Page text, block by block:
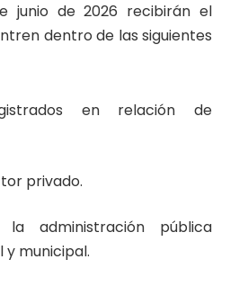
junio de 2026 recibirán el
dentro de las siguientes
en relación de
privado.
la administración pública
y municipal.